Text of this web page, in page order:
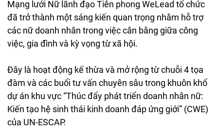
Mạng lưới Nữ lãnh đạo Tiên phong WeLead tổ chức
đã trở thành một sáng kiến quan trọng nhằm hỗ trợ
các nữ doanh nhân trong việc cân bằng giữa công
việc, gia đình và kỳ vọng từ xã hội.
Đây là hoạt động kế thừa và mở rộng từ chuỗi 4 tọa
đàm và các buổi tư vấn chuyên sâu trong khuôn khổ
dự án khu vực “Thúc đẩy phát triển doanh nhân nữ:
Kiến tạo hệ sinh thái kinh doanh đáp ứng giới” (CWE)
của UN-ESCAP.